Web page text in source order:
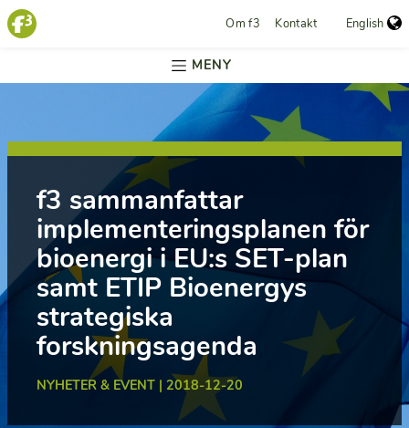
Om f3 Kontakt English
MENY
f3 sammanfattar
implementeringsplanen för
bioenergi i EU:s SET-plan
samt ETIP Bioenergys
strategiska
forskningsagenda
NYHETER & EVENT | 2018-12-20